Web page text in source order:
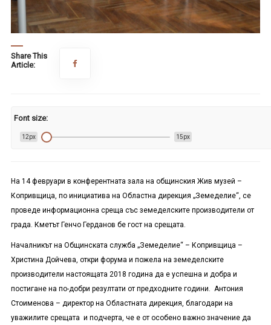
Share This
Article:
Font size:
12px 15px
На 14 февруари в конферентната зала на общинския Жив музей –
Копривщица, по инициатива на Областна дирекция „Земеделие“, се
проведе информационна среща със земеделските производители от
града. Кметът Генчо Герданов бе гост на срещата.
Началникът на Общинската служба „Земеделие“ – Копривщица –
Христина Дойчева, откри форума и пожела на земеделските
производители настоящата 2018 година да е успешна и добра и
постигане на по-добри резултати от предходните години. Антония
Стоименова – директор на Областната дирекция, благодари на
уважилите срещата и подчерта, че е от особено важно значение да